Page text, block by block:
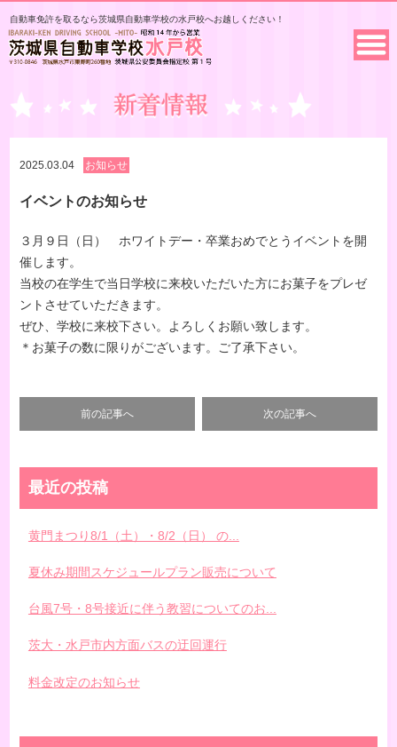
自動車免許を取るなら茨城県自動車学校の水戸校へお越しください！
2025.03.04 お知らせ
イベントのお知らせ
３月９日（日） ホワイトデー・卒業おめでとうイベントを開
催します。
当校の在学生で当日学校に来校いただいた方にお菓子をプレゼ
ントさせていただきます。
ぜひ、学校に来校下さい。よろしくお願い致します。
＊お菓子の数に限りがございます。ご了承下さい。
前の記事へ 次の記事へ
最近の投稿
黄門まつり8/1（土）・8/2（日） の...
夏休み期間スケジュールプラン販売について
台風7号・8号接近に伴う教習についてのお...
茨大・水戸市内方面バスの迂回運行
料金改定のお知らせ